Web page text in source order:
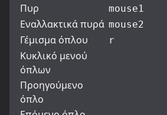
Πυρ mouse1
Εναλλακτικά πυρά mouse2
Γέμισμα όπλου r
Κυκλικό μενού
όπλων
Προηγούμενο
όπλο